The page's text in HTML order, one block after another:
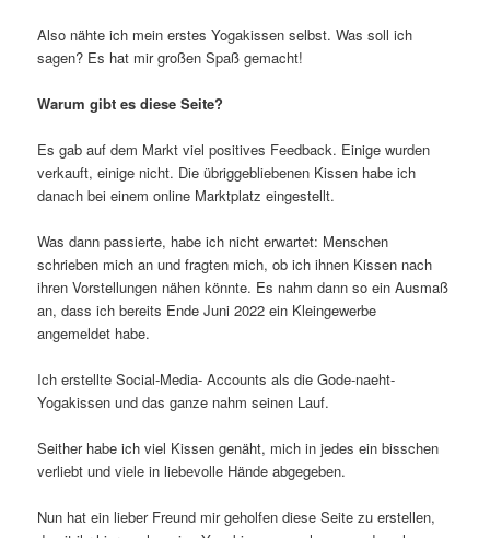
Also nähte ich mein erstes Yogakissen selbst. Was soll ich
sagen? Es hat mir großen Spaß gemacht!
Warum gibt es diese Seite?
Es gab auf dem Markt viel positives Feedback. Einige wurden
verkauft, einige nicht. Die übriggebliebenen Kissen habe ich
danach bei einem online Marktplatz eingestellt.
Was dann passierte, habe ich nicht erwartet: Menschen
schrieben mich an und fragten mich, ob ich ihnen Kissen nach
ihren Vorstellungen nähen könnte. Es nahm dann so ein Ausmaß
an, dass ich bereits Ende Juni 2022 ein Kleingewerbe
angemeldet habe.
Ich erstellte Social-Media- Accounts als die Gode-naeht-
Yogakissen und das ganze nahm seinen Lauf.
Seither habe ich viel Kissen genäht, mich in jedes ein bisschen
verliebt und viele in liebevolle Hände abgegeben.
Nun hat ein lieber Freund mir geholfen diese Seite zu erstellen,